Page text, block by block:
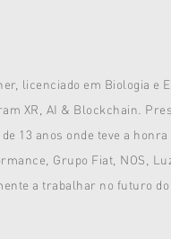
licenciado em Biologia e
XR, AI & Blockchain.
13 anos onde teve a
Grupo Fiat, NOS,
a trabalhar no futuro